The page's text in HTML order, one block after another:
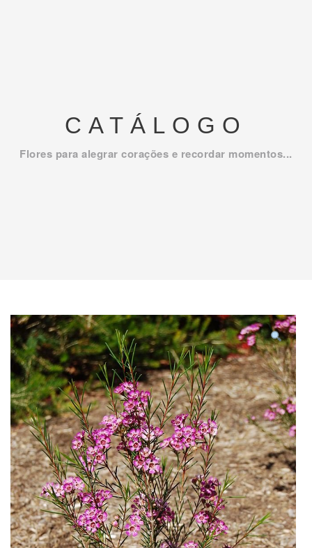
CATÁLOGO
Flores para alegrar corações e recordar momentos...